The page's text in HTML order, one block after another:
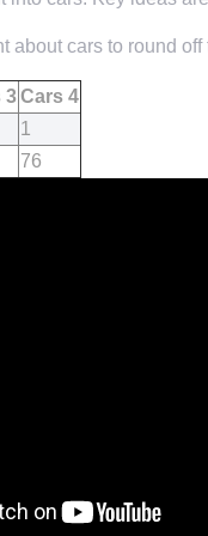
about cars to round off
3Cars 4
1
76